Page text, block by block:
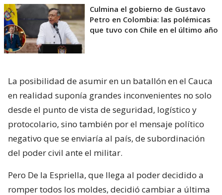
Culmina el gobierno de Gustavo
Petro en Colombia: las polémicas
que tuvo con Chile en el último año
La posibilidad de asumir en un batallón en el Cauca
en realidad suponía grandes inconvenientes no solo
desde el punto de vista de seguridad, logístico y
protocolario, sino también por el mensaje político
negativo que se enviaría al país, de subordinación
del poder civil ante el militar.
Pero De la Espriella, que llega al poder decidido a
romper todos los moldes, decidió cambiar a última